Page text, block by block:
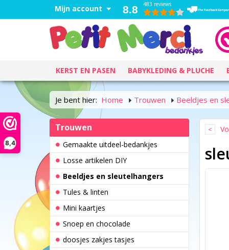
8,4
Mijn account 8.8 483 reviews
KERST EN PASEN BABYKLEDING & PLUCHE
Je bent hier: Home Trouwen Beeldjes en
Trouwen
Gemaakte uitdeel-bedankjes
Losse artikelen DIY
Beeldjes en sleutelhangers
Tules & linten
Mini kaartjes
Snoep en chocolade
doosjes zakjes tasjes